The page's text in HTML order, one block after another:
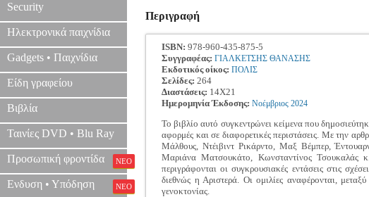
Security
Ηλεκτρονικά παιχνίδια
Gadgets • Παιχνίδια
Είδη γραφείου
Βιβλία
Ταινίες DVD • Blu Ray
Προσωπική φροντίδα ΝΕΟ
Ενδυση • Υπόδηση ΝΕΟ
Περιγραφή
ISBN: 978-960-435-875-5
Συγγραφέας: ΓΙΑΛΚΕΤΣΗΣ ΘΑΝΑΣΗΣ
Εκδοτικός οίκος: ΠΟΛΙΣ
Σελίδες: 264
Διαστάσεις: 14Χ21
Ημερομηνία Έκδοσης: Νοέμβριος 2024
Το βιβλίο αυτό συγκεντρώνει κείμενα που
αφορμές και σε διαφορετικές περιστάσεις. Με την
Μάλθους, Ντέιβιντ Ρικάρντο, Μαξ Βέμπερ,
Μαριάνα Ματσουκάτο, Κωνσταντίνος Τσουκαλάς
περιγράφονται οι συγκρουσιακές εντάσεις στις
διεθνώς η Αριστερά. Οι ομιλίες αναφέρονται,
γενοκτονίας.